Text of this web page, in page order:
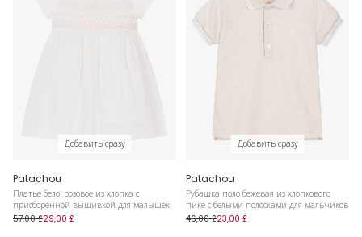
Добавить сразу
Patachou
Платье бело-розовое из хлопка с
присборенной вышивкой для малышек
57,00 £29,00 £
Добавить сразу
Patachou
Рубашка поло бежевая из хлопкового
пике с белыми полосками для мальчиков
46,00 £23,00 £